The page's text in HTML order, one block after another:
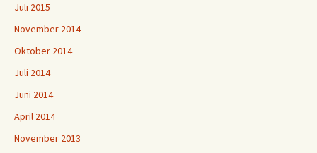
Juli 2015
November 2014
Oktober 2014
Juli 2014
Juni 2014
April 2014
November 2013